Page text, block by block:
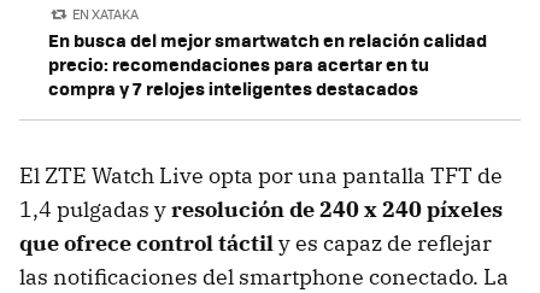
EN XATAKA
En busca del mejor smartwatch en relación calidad
precio: recomendaciones para acertar en tu
compra y 7 relojes inteligentes destacados
El ZTE Watch Live opta por una pantalla TFT de
1,4 pulgadas yresolución de 240 x 240 píxeles
que ofrece control táctily es capaz de reflejar
las notificaciones del smartphone conectado. La